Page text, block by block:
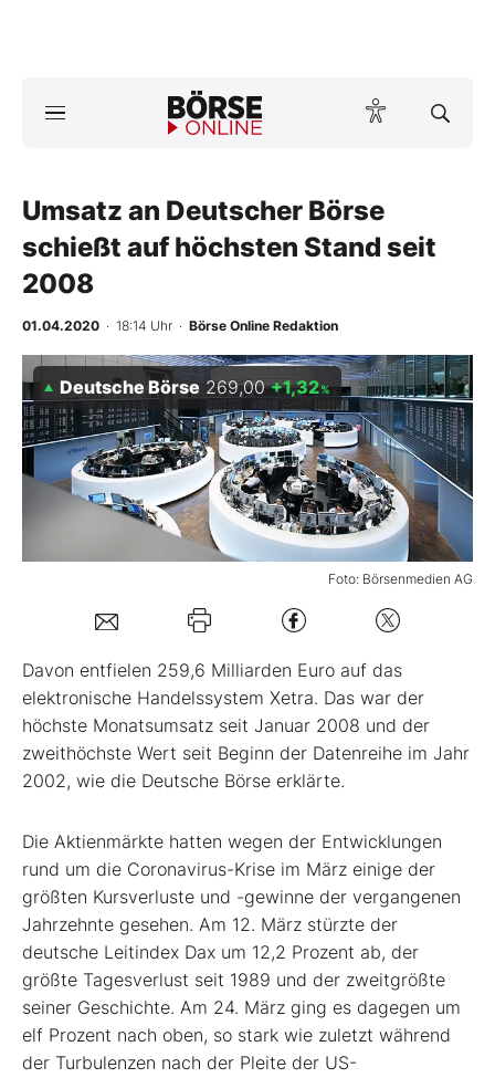
ktuelle Ausgabe BÖRSE ONLINE lesen
News
Anlageprodukte
Finanz-Check
Abo & Shop
BO-Musterdepots
Experten
Mein Konto
Folgen Sie uns
Kontakt
Umsatz an Deutscher Börse
schießt auf höchsten Stand seit
2008
01.04.2020 · 18:14 Uhr · Börse Online Redaktion
Foto: Börsenmedien AG
Deutsche Börse 269,00 +1,32%
Davon entfielen 259,6 Milliarden Euro auf das
elektronische Handelssystem Xetra. Das war der
höchste Monatsumsatz seit Januar 2008 und der
zweithöchste Wert seit Beginn der Datenreihe im Jahr
2002, wie die Deutsche Börse erklärte.
Die Aktienmärkte hatten wegen der Entwicklungen
rund um die Coronavirus-Krise im März einige der
größten Kursverluste und -gewinne der vergangenen
Jahrzehnte gesehen. Am 12. März stürzte der
deutsche Leitindex Dax um 12,2 Prozent ab, der
größte Tagesverlust seit 1989 und der zweitgrößte
seiner Geschichte. Am 24. März ging es dagegen um
elf Prozent nach oben, so stark wie zuletzt während
der Turbulenzen nach der Pleite der US-